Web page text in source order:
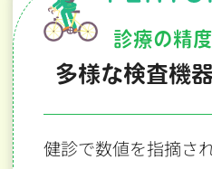
診療の精
多様な検査機
健診で数値を指摘さ